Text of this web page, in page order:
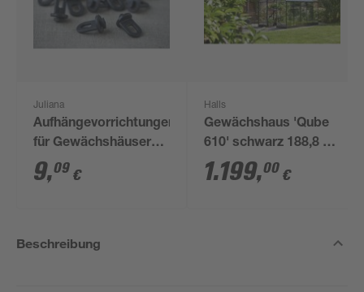
Juliana
Aufhängevorrichtungen
für Gewächshäuser
schwarz 20 Stück
9,09 €
Halls
Gewächshaus 'Qube
610' schwarz 188,8 x
312,6 cm mit 3 mm
Sicherheitsglas
1.199,00 €
Beschreibung